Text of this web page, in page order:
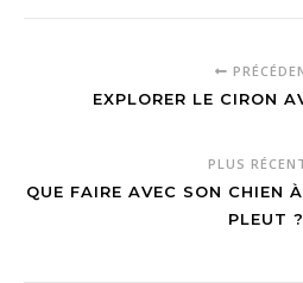
EXPLORER LE CIRON
PLUS
QUE FAIRE AVEC SON CHIEN
PLEUT ?